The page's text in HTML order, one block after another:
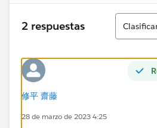
2 respuestas
Ordenar
修平 齋藤
28 de marzo de 2023 4:25